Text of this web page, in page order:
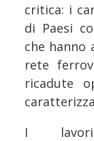
critica: i
di Paesi
che hanno
rete
ricadute
I lavori